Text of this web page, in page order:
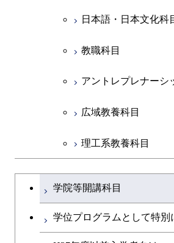
日本語・日本文化科
教職科目
アントレプレナーシ
広域教養科目
理工系教養科目
学士課程を切り替える
学院等開講科目
学位プログラムとして特別